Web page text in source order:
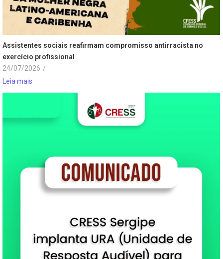
Assistentes sociais reafirmam compromisso antirracista no
exercício profissional
24/07/2026 /
Leia mais